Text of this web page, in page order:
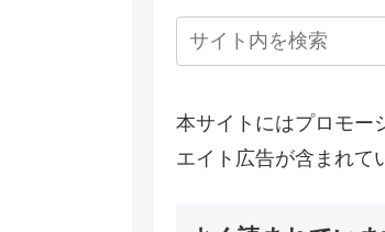
本サイトにはプロモー
エイト広告が含まれて